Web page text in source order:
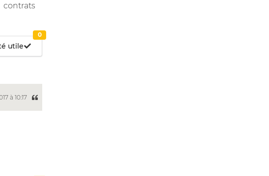
utile
0
à 10:17